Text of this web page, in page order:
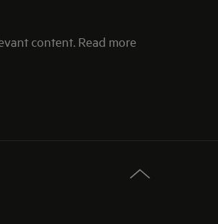
content. Read more